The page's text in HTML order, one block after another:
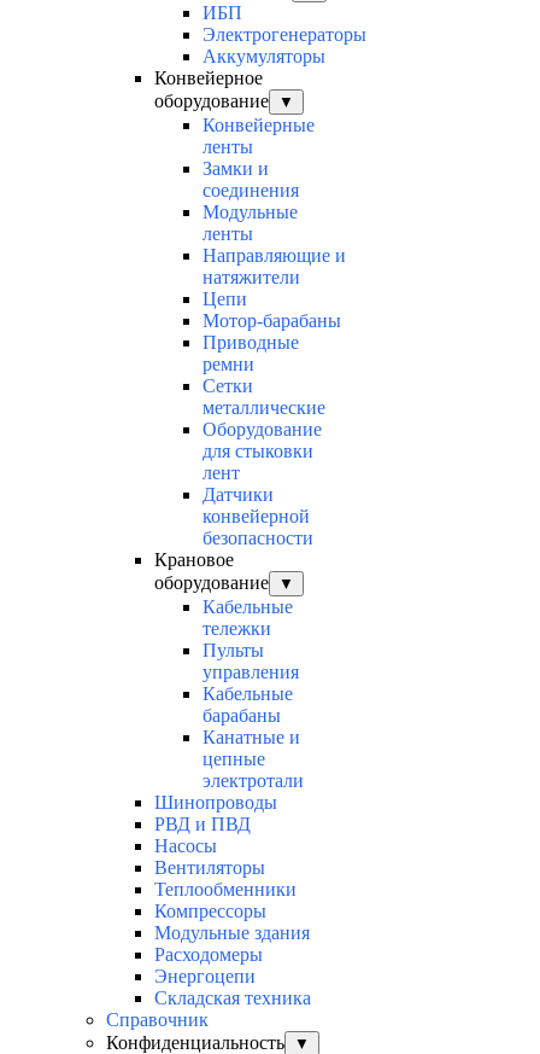
ИБП
Электрогенераторы
Аккумуляторы
Конвейерное
оборудование
▼
Конвейерные
ленты
Замки и
соединения
Модульные
ленты
Направляющие и
натяжители
Цепи
Мотор-барабаны
Приводные
ремни
Сетки
металлические
Оборудование
для стыковки
лент
Датчики
конвейерной
безопасности
Крановое
оборудование
▼
Кабельные
тележки
Пульты
управления
Кабельные
барабаны
Канатные и
цепные
электротали
Шинопроводы
РВД и ПВД
Насосы
Вентиляторы
Теплообменники
Компрессоры
Модульные здания
Расходомеры
Энергоцепи
Складская техника
Справочник
Конфиденциальность
▼